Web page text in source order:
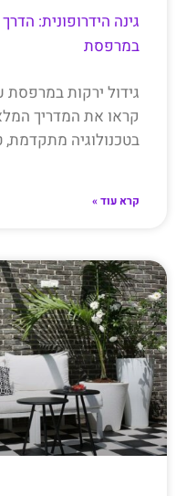
גינה הידרופונית:
במרפסת
גידול ירקות במרפסת
קראו את המדריך
בטכנולוגיה
קרא עוד »